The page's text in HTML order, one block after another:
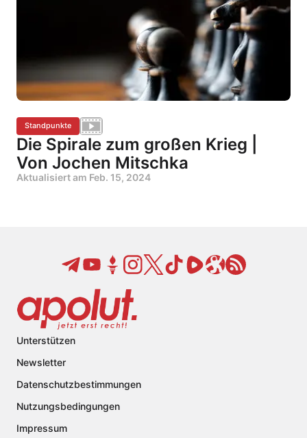
Standpunkte
Die Spirale zum großen Krieg |
Von Jochen Mitschka
Aktualisiert am Feb. 15, 2024
Unterstützen
Newsletter
Datenschutzbestimmungen
Nutzungsbedingungen
Impressum